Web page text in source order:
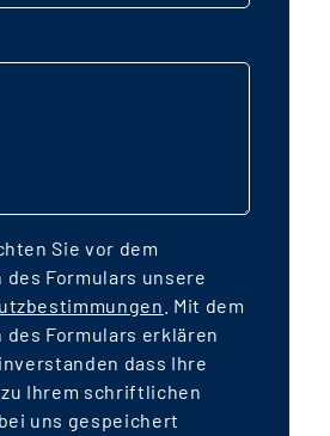
Sie vor dem
des Formulars unsere
. Mit dem
des Formulars erklären
dass Ihre
Ihrem schriftlichen
uns gespeichert